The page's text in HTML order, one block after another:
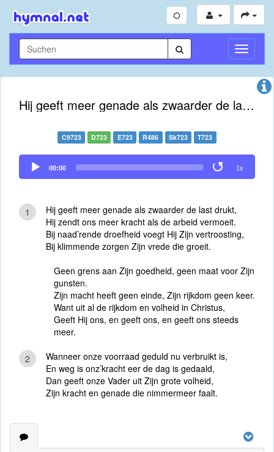
Hij geeft meer genade als zwaarder de last drukt
C9723 D723 E723 R486 Sk723 T723
Audio
Player
00:00 1x
1
Hij geeft meer genade als zwaarder de last drukt,
Hij zendt ons meer kracht als de arbeid vermoeit.
Bij naad’rende droefheid voegt Hij Zijn vertroosting,
Bij klimmende zorgen Zijn vrede die groeit.
Geen grens aan Zijn goedheid, geen maat voor Zijn
gunsten.
Zijn macht heeft geen einde, Zijn rijkdom geen keer.
Want uit al de rijkdom en volheid in Christus,
Geeft Hij ons, en geeft ons, en geeft ons steeds
meer.
2
Wanneer onze voorraad geduld nu verbruikt is,
En weg is onz’kracht eer de dag is gedaald,
Dan geeft onze Vader uit Zijn grote volheid,
Zijn kracht en genade die nimmermeer faalt.